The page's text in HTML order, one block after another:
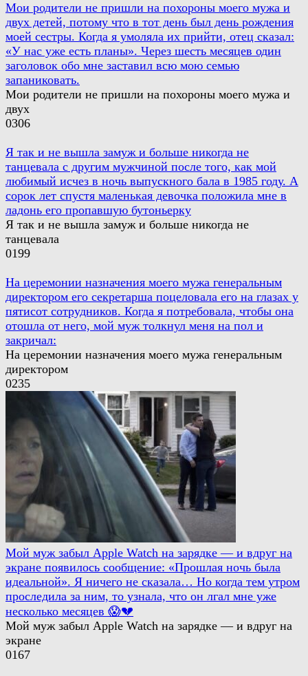
Мои родители не пришли на похороны моего мужа и
двух детей, потому что в тот день был день рождения
моей сестры. Когда я умоляла их прийти, отец сказал:
«У нас уже есть планы». Через шесть месяцев один
заголовок обо мне заставил всю мою семью
запаниковать.
Мои родители не пришли на похороны моего мужа и
двух
0306
Я так и не вышла замуж и больше никогда не
танцевала с другим мужчиной после того, как мой
любимый исчез в ночь выпускного бала в 1985 году. А
сорок лет спустя маленькая девочка положила мне в
ладонь его пропавшую бутоньерку
Я так и не вышла замуж и больше никогда не
танцевала
0199
На церемонии назначения моего мужа генеральным
директором его секретарша поцеловала его на глазах у
пятисот сотрудников. Когда я потребовала, чтобы она
отошла от него, мой муж толкнул меня на пол и
закричал:
На церемонии назначения моего мужа генеральным
директором
0235
Мой муж забыл Apple Watch на зарядке — и вдруг на
экране появилось сообщение: «Прошлая ночь была
идеальной». Я ничего не сказала… Но когда тем утром
проследила за ним, то узнала, что он лгал мне уже
несколько месяцев 😱💔
Мой муж забыл Apple Watch на зарядке — и вдруг на
экране
0167